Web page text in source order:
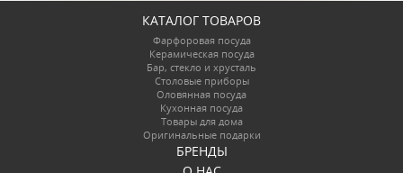
КАТАЛОГ ТОВАРОВ
Фарфоровая посуда
Керамическая посуда
Бар, стекло и хрусталь
Столовые приборы
Оловянная посуда
Кухонная посуда
Товары для дома
Оригинальные подарки
БРЕНДЫ